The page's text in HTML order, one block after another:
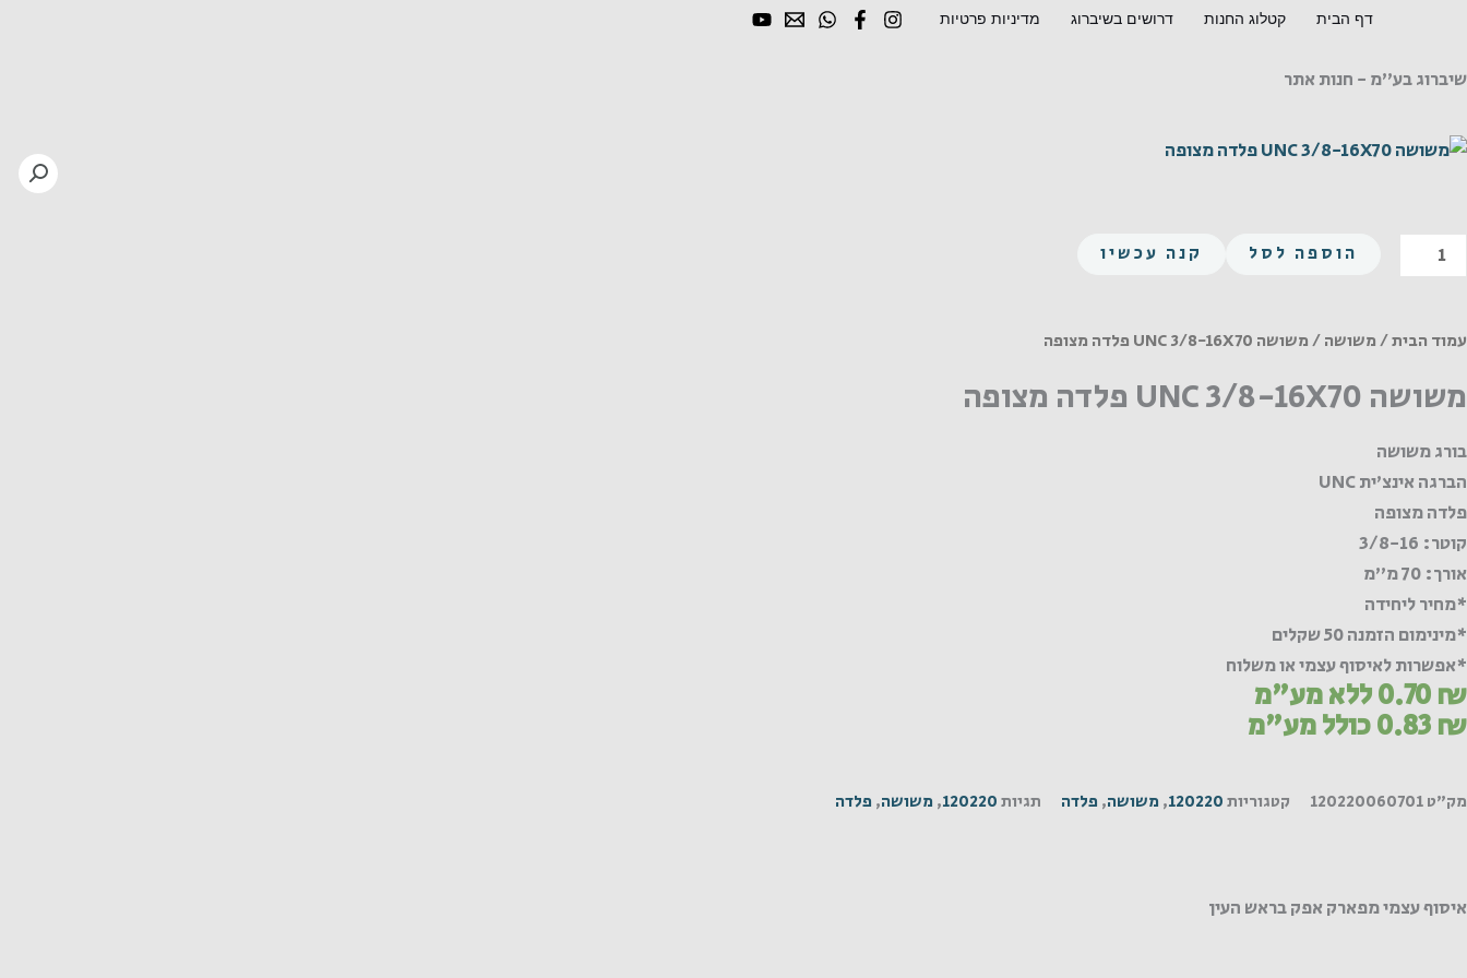
דף הבית קטלוג החנות דרושים בשיברוג מדיניות פרטיות
שיברוג בע"מ - חנות אתר
כמות
של
UNC
16X70
מצופה
הוספה לסל קנה עכשיו
עמוד הבית/משושה/ משושה UNC 3/8-16X70 פלדה מצופה
משושה UNC 3/8-16X70 פלדה מצופה
בורג משושה
הברגה אינצ'ית UNC
פלדה מצופה
קוטר: 3/8-16
אורך: 70 מ"מ
*מחיר ליחידה
*מינימום הזמנה 50 שקלים
*אפשרות לאיסוף עצמי או משלוח
0.70₪ ללא מע"מ
0.83₪ כולל מע"מ
מק"ט120220060701 קטגוריות120220
, משושה, פלדה תגיות120220
, משושה, פלדה
איסוף עצמי מפארק אפק בראש העין